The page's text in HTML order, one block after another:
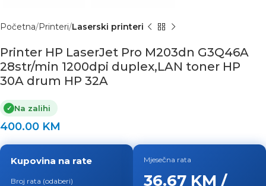
Početna Printeri Laserski printeri
Printer HP LaserJet Pro M203dn G3Q46A
28str/min 1200dpi duplex,LAN toner HP
30A drum HP 32A
✓ Na zalihi
400.00 KM
Kupovina na rate
Broj rata (odaberi)
Mjesečna rata
36.67 KM /